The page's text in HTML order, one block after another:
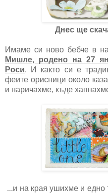
Днес ще
Имаме си ново бебче в
Мишле, родено на 27
Роси. И както си е
феите орисници около
и наричахме, къде
...и на края ушихме и